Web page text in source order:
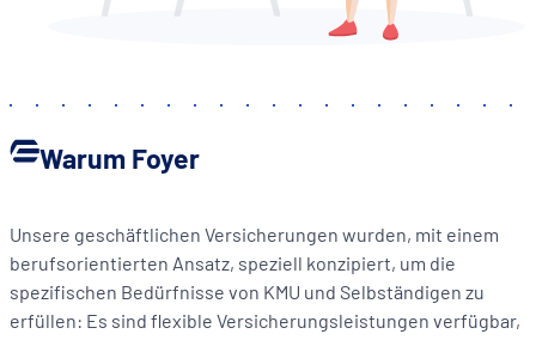
Warum Foyer
Unsere geschäftlichen Versicherungen wurden, mit einem
berufsorientierten Ansatz, speziell konzipiert, um die
spezifischen Bedürfnisse von KMU und Selbständigen zu
erfüllen: Es sind flexible Versicherungsleistungen verfügbar,